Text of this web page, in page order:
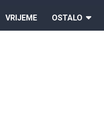
VRIJEME OSTALO